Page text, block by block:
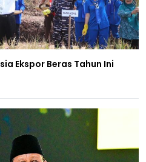
Ekspor Beras Tahun Ini